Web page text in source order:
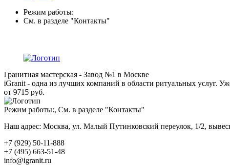
Режим работы:
См. в разделе "Контакты"
Гранитная мастерская - Завод №1 в Москве
iGranit - одна из лучших компаний в области ритуальных услуг.
от 9715 руб.
Режим работы:, См. в разделе "Контакты"
Наш адрес: Москва, ул. Малый Путинковский переулок, 1/2,
+7 (929) 50-11-888
+7 (495) 663-51-48
info@igranit.ru